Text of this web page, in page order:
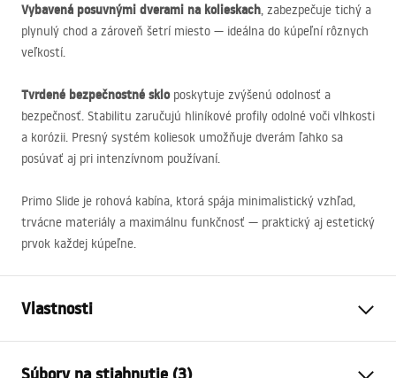
Vybavená posuvnými dverami na kolieskach, zabezpečuje tichý a
plynulý chod a zároveň šetrí miesto — ideálna do kúpeľní rôznych
veľkostí.
Tvrdené bezpečnostné skloposkytuje zvýšenú odolnosť a
bezpečnosť. Stabilitu zaručujú hliníkové profily odolné voči vlhkosti
a korózii. Presný systém koliesok umožňuje dverám ľahko sa
posúvať aj pri intenzívnom používaní.
Primo Slide je rohová kabína, ktorá spája minimalistický vzhľad,
trvácne materiály a maximálnu funkčnosť — praktický aj estetický
prvok každej kúpeľne.
Vlastnosti